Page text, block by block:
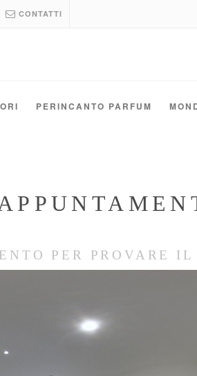
CONTATTI
PERINCANTO PARFUM
PER PROVARE